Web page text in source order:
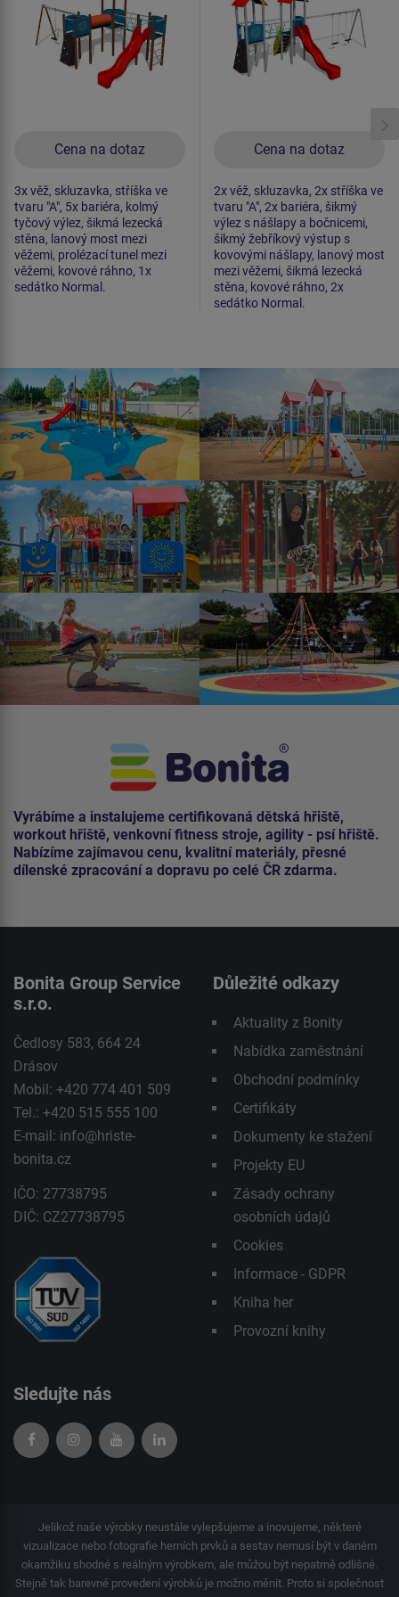
Cena na dotaz
3x věž, skluzavka, stříška ve
tvaru "A", 5x bariéra, kolmý
tyčový výlez, šikmá lezecká
stěna, lanový most mezi
věžemi, prolézací tunel mezi
věžemi, kovové ráhno, 1x
sedátko Normal.
Cena na dotaz
2x věž, skluzavka, 2x stříška ve
tvaru "A", 2x bariéra, šikmý
výlez s nášlapy a bočnicemi,
šikmý žebříkový výstup s
kovovými nášlapy, lanový most
mezi věžemi, šikmá lezecká
stěna, kovové ráhno, 2x
sedátko Normal.
Vyrábíme a instalujeme certifikovaná dětská hřiště,
workout hřiště, venkovní fitness stroje, agility - psí hřiště.
Nabízíme zajímavou cenu, kvalitní materiály, přesné
dílenské zpracování a dopravu po celé ČR zdarma.
Bonita Group Service
s.r.o.
Čedlosy 583, 664 24
Drásov
Mobil: +420 774 401 509
Tel.: +420 515 555 100
E-mail: info@hriste-
bonita.cz
IČO: 27738795
DIČ: CZ27738795
Důležité odkazy
Aktuality z Bonity
Nabídka zaměstnání
Obchodní podmínky
Certifikáty
Dokumenty ke stažení
Projekty EU
Zásady ochrany
osobních údajů
Cookies
Informace - GDPR
Kniha her
Provozní knihy
Sledujte nás
Jelikož naše výrobky neustále vylepšujeme a inovujeme, některé
vizualizace nebo fotografie herních prvků a sestav nemusí být v daném
okamžiku shodné s reálným výrobkem, ale můžou být nepatrně odlišné.
Stejně tak barevné provedení výrobků je možno měnit. Proto si společnost